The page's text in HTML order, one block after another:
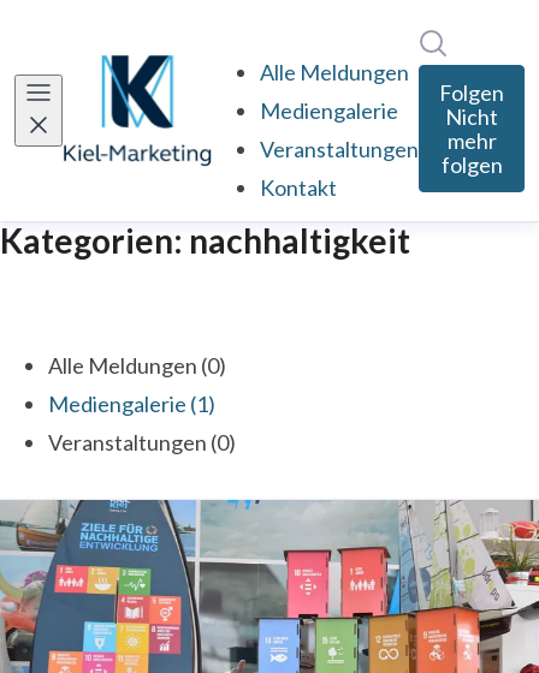
Alle Meldungen
Mediengalerie
Veranstaltungen
Kontakt
Folgen
Nicht
mehr
folgen
Kategorien: nachhaltigkeit
Alle Meldungen (0)
Mediengalerie (1)
Veranstaltungen (0)